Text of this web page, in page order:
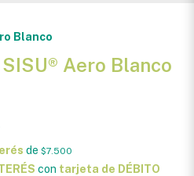
Blanco
Aero Blanco
de $7.500
con tarjeta de DÉBITO